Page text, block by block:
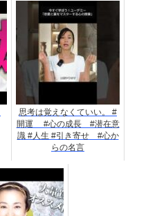
思考は覚えなくていい。 #
開運 #心の成長 #潜在意
識 #人生 #引き寄せ #心か
らの名言